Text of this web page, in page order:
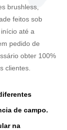
brushless,
feitos sob
até a
pedido de
obter 100%
clientes.
de campo.
na